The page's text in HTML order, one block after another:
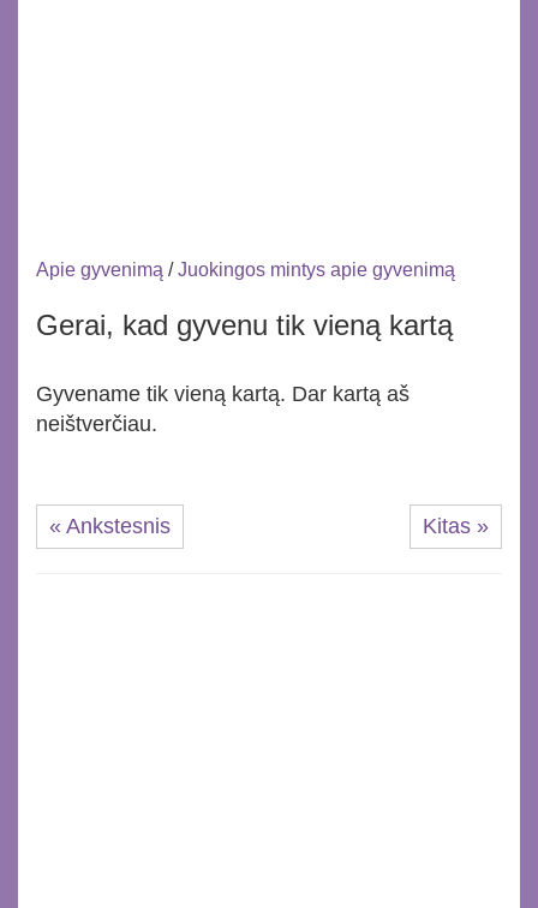
Apie gyvenimą /Juokingos mintys apie gyvenimą
Gerai, kad gyvenu tik vieną kartą
Gyvename tik vieną kartą. Dar kartą aš
neištverčiau.
« Ankstesnis Kitas »